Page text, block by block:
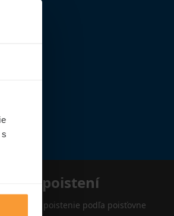
Typy poistení
Cestovné poistenie podľa poisťovne